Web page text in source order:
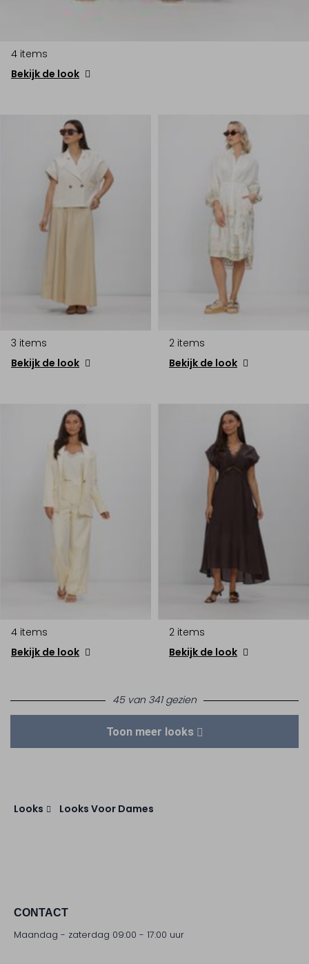
4 items
Bekijk de look
3 items
Bekijk de look
2 items
Bekijk de look
4 items
Bekijk de look
2 items
Bekijk de look
45 van 341 gezien
Toon meer looks
Looks Looks Voor Dames
CONTACT
Maandag - zaterdag 09:00 - 17:00 uur